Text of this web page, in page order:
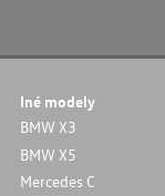
Iné modely
BMW X3
BMW X5
Mercedes C